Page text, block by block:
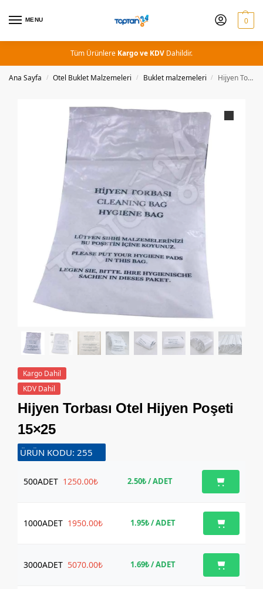
MENU 0
Tüm Ürünlere Kargo ve KDV Dahildir.
Ana Sayfa / Otel Buklet Malzemeleri / Buklet malzemeleri / Hijyen Torbası Otel Hijyen Poşeti 15×25
Kargo Dahil
KDV Dahil
Hijyen Torbası Otel Hijyen Poşeti
15×25
ÜRÜN KODU: 255
500ADET 1250.00₺ 2.50₺/ ADET
1000ADET 1950.00₺ 1.95₺/ ADET
3000ADET 5070.00₺ 1.69₺/ ADET